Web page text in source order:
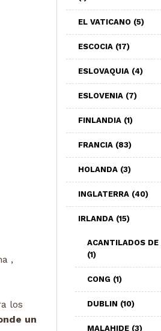
,
los
un
EL VATICANO (5)
ESCOCIA (17)
ESLOVAQUIA (4)
ESLOVENIA (7)
FINLANDIA (1)
FRANCIA (83)
HOLANDA (3)
INGLATERRA (40)
IRLANDA (15)
ACANTILADOS DE
(1)
CONG (1)
DUBLIN (10)
MALAHIDE (3)